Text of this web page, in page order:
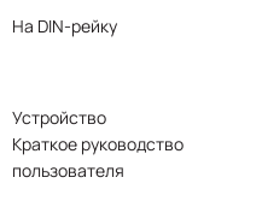
На DIN-рейку
Устройство
Краткое руководство
пользователя